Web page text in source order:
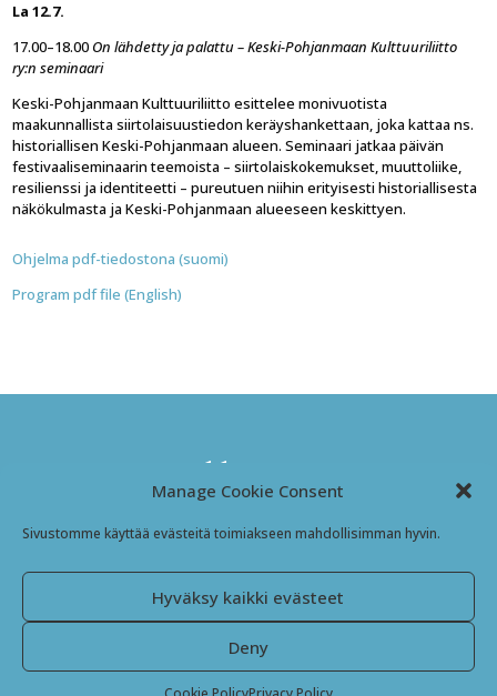
Manage Cookie Consent
Sivustomme käyttää evästeitä toimiakseen mahdollisimman hyvin.
Hyväksy kaikki evästeet
Deny
La 12.7.
17.00–18.00 On lähdetty ja palattu – Keski-Pohjanmaan Kulttuuriliitto
ry:n seminaari
Keski-Pohjanmaan Kulttuuriliitto esittelee monivuotista
maakunnallista siirtolaisuustiedon keräyshankettaan, joka kattaa ns.
historiallisen Keski-Pohjanmaan alueen. Seminaari jatkaa päivän
festivaaliseminaarin teemoista – siirtolaiskokemukset, muuttoliike,
resilienssi ja identiteetti – pureutuen niihin erityisesti historiallisesta
näkökulmasta ja Keski-Pohjanmaan alueeseen keskittyen.
Ohjelma pdf-tiedostona (suomi)
Program pdf file (English)
Kansanmusiikki-instituutti
69600 Kaustinen
Finland
SIVUSTO JA ILME: JIMMY TRÄSKELIN 2024